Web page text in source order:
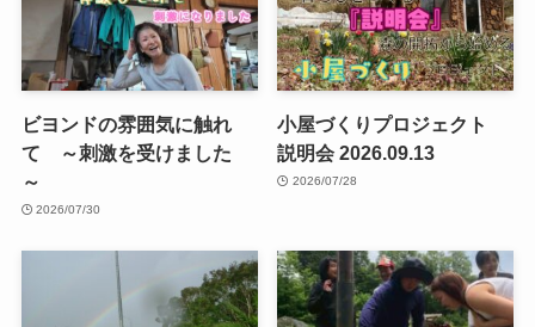
ビヨンドの雰囲気に触れ
て ～刺激を受けました
～
2026/07/30
小屋づくりプロジェクト
説明会 2026.09.13
2026/07/28